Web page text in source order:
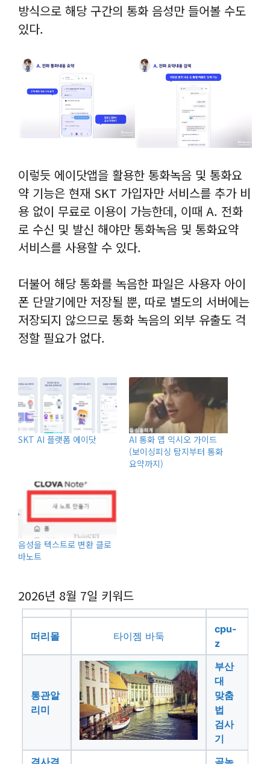
방식으로 해당 구간의 통화 음성만 들어볼 수도
있다.
이렇듯 에이닷앱을 활용한 통화녹음 및 통화요
약 기능은 현재 SKT 가입자만 서비스를 추가 비
용 없이 무료로 이용이 가능한데, 이때 A. 전화
로 수신 및 발신 해야만 통화녹음 및 통화요약
서비스를 사용할 수 있다.
더불어 해당 통화를 녹음한 파일은 사용자 아이
폰 단말기에만 저장될 뿐, 따로 별도의 서버에는
저장되지 않으므로 통화 녹음의 외부 유출도 걱
정할 필요가 없다.
SKT AI 플랫폼 에이닷
AI 통화 앱 익시오 가이드
(보이싱피싱 탐지부터 통화
요약까지)
음성을 텍스트로 변환 클로
바노트
2026년 8월 7일 키워드
떠리몰 타이젬 바둑
cpu-
z
통관알
리미
부산
대
맞춤
법
검사
기